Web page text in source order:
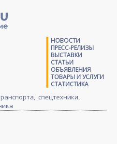
НОВОСТИ
ПРЕСС-РЕЛИЗЫ
ВЫСТАВКИ
СТАТЬИ
ОБЪЯВЛЕНИЯ
ТОВАРЫ И УСЛУГИ
СТАТИСТИКА
спецтехники,